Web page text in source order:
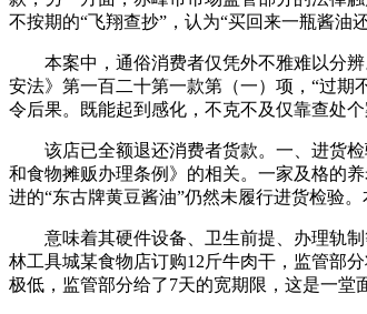
不按期的“飞翔查抄”，认为“买回来一瓶酱油
本案中，通俗消费者仅凭外不雅难以分辨
安法》第一百二十第一款第（一）项，“过期
令后果。既能起到感化，不克不及仅靠查处
该店已全额退还消费者货款。一、进货检
和食物摊贩办理条例》的相关。一家及格的
进的“东古牌黄豆酱油”仍然未履行进货检验
意味着其硬件设备、卫生前提、办理轨制
林工具城某食物店订购12斤牛肉干，监管部
极低，监管部分给了7天的宽期限，这是一堂